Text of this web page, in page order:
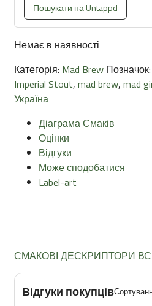
Пошукати на Untappd
Немає в наявності
Категорія: Mad Brew Позначок:
Imperial Stout, mad brew, mad
Україна
Діаграма Смаків
Оцінки
Відгуки
Може сподобатися
Label-art
СМАКОВІ ДЕСКРИПТОРИ
Відгуки покупців